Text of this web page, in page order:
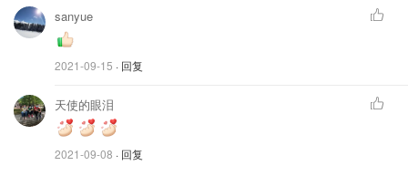
一般放洗衣房或pantry，车库太热了就不太适合)。
去年把洋水仙全挖出来重新种了，正好拍了几张图，供
参考~
我家的做法是:
1.拿尺子量好距离，把球根摆好
2.拿中等粗细的木棍(烂了的木板条等等)挖洞，可以预先
在木棍上标好深度，方便操作
sanyue
2021-09-15 · 回复
天使的眼泪
2021-09-08 · 回复